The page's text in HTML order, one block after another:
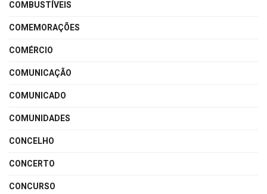
COMBUSTÍVEIS
COMEMORAÇÕES
COMÉRCIO
COMUNICAÇÃO
COMUNICADO
COMUNIDADES
CONCELHO
CONCERTO
CONCURSO